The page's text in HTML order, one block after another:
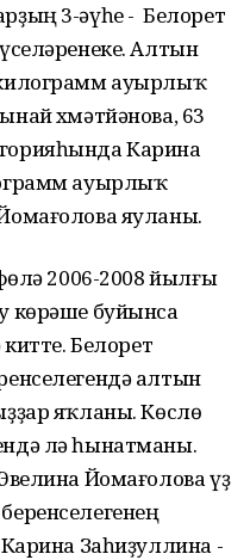
3-әүһе - Белорет
Алтын
ауырлыҡ
Әхмәтйәнова, 63
Карина
ауырлыҡ
яуланы.
2006-2008 йылғы
көрәше буйынса
Белорет
алтын
яҡланы. Көслө
лә һынатманы.
Йомағолова үҙ
Заһиҙуллина -